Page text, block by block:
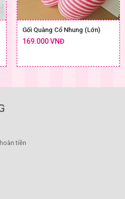
Gối Quàng Cổ Nhung (Lớn)
169.000 VNĐ
tiền